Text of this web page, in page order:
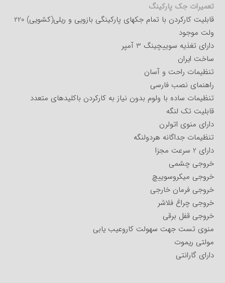
تعمیرات جک پارکینگ
قابلیت کارکردن با تمام جکهای پارکینگی بازویی و ریلی(کشویی) 220
ولت موجود
دارای تغذیه سوییچینگ 3 آمپر
ساخت ایران
تنظیمات راحت و آسان
راهنمای نصب فارسی
تنظیمات ساده با ولوم بدون نیاز به کارکردن باکلیدهای متعدد
قابلیت تک لنگه
دارای منوی اتولرن
تنظیمات جداگانه هردولنگه
دارای 2 سرعت مجزا
خروجی چشمی
خروجی میکروسوییچ
خروجی فرمان خارجی
خروجی چراغ فلاشر
خروجی قفل برقی
منوی تست جهت سهولت کاروعیب یابی
مولتی ریموت
دارای گارانتی